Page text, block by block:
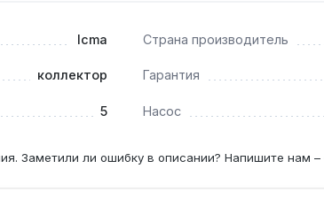
с любым внешним циркуляционным
контролировать поток в каждом из
Icma Страна производитель
коллектор Гарантия
5 Насос
Заметили ли ошибку в описании? Напишите нам